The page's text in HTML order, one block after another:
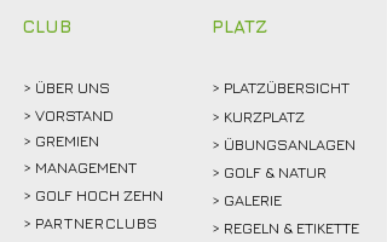
CLUB
> ÜBER UNS
> VORSTAND
> GREMIEN
> MANAGEMENT
> GOLF HOCH ZEHN
> PARTNERCLUBS
PLATZ
> PLATZÜBERSICHT
> KURZPLATZ
> ÜBUNGSANLAGEN
> GOLF & NATUR
> GALERIE
> REGELN & ETIKETTE